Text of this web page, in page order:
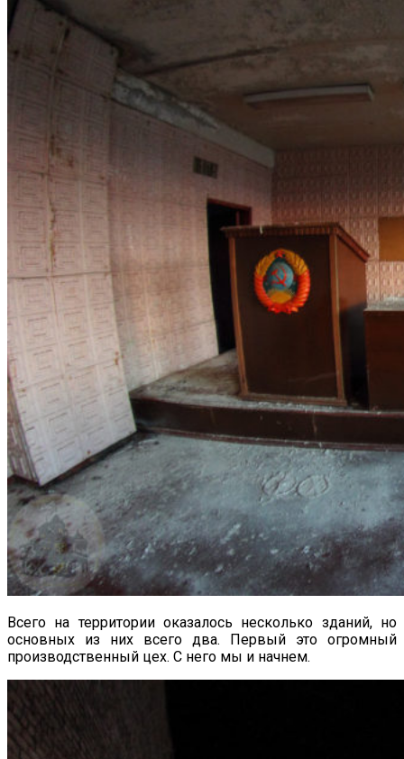
Всего на территории оказалось несколько зданий, но
основных из них всего два. Первый это огромный
производственный цех. С него мы и начнем.